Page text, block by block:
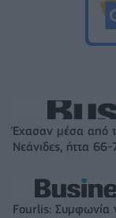
Έχασαν μέσα από
Νεάνιδες, ήττα
Fourlis: Συμφωνία